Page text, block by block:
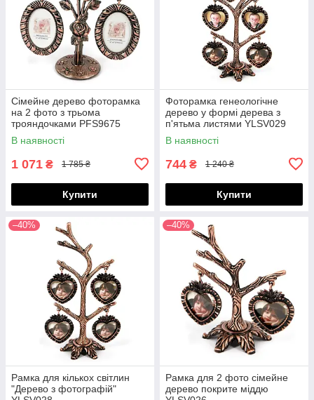
Сімейне дерево фоторамка
на 2 фото з трьома
трояндочками PFS9675
В наявності
1 071 ₴ 1 785 ₴
Купити
Фоторамка генеологічне
дерево у формі дерева з
п'ятьма листями YLSV029
В наявності
744 ₴ 1 240 ₴
Купити
–40%
Рамка для кількох світлин
"Дерево з фотографій"
–40%
Рамка для 2 фото сімейне
дерево покрите міддю